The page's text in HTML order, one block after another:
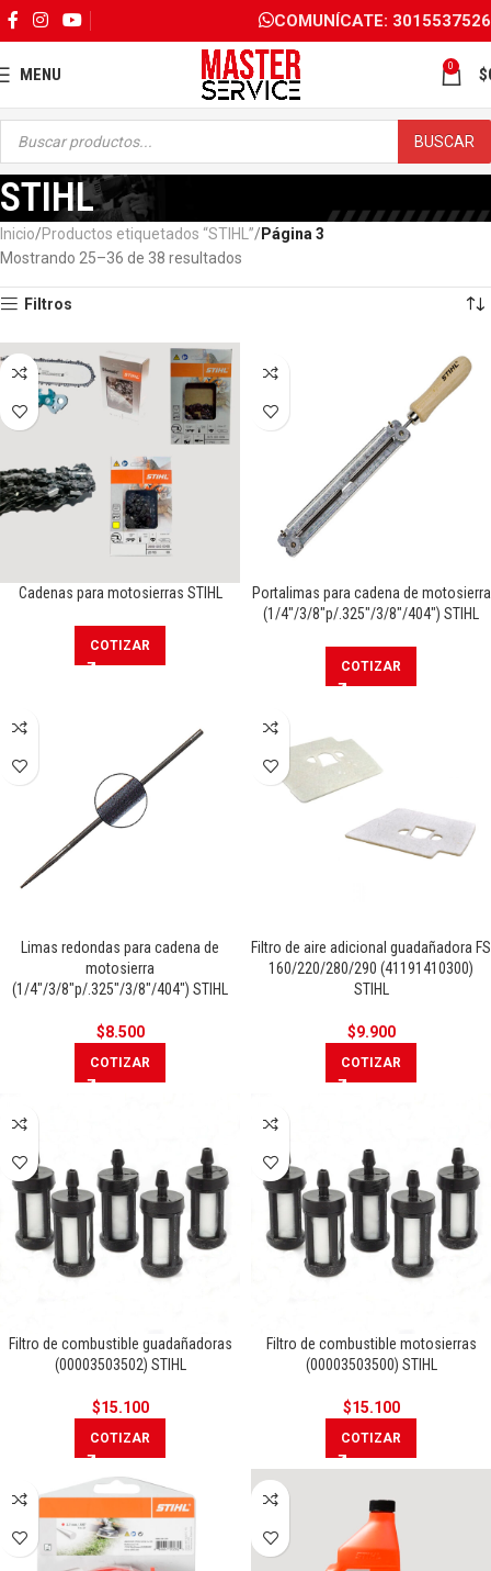
COMUNÍCATE: 3015537526
MENU 0 $
BUSCAR
STIHL
Inicio Productos etiquetados “STIHL”
Página 4
Mostrando 37–38 de 38 resultados
Filtros
Cadenas para motosierras STIHL
COTIZAR
Portalimas para cadena de motosierra
(1/4″/3/8″p/.325″/3/8″/404″) STIHL
COTIZAR
Limas redondas para cadena de
motosierra
(1/4″/3/8″p/.325″/3/8″/404″) STIHL
$8.500
COTIZAR
Filtro de aire adicional guadañadora FS
160/220/280/290 (41191410300)
STIHL
$9.900
COTIZAR
Filtro de combustible guadañadoras
(00003503502) STIHL
$15.100
COTIZAR
Filtro de combustible motosierras
(00003503500) STIHL
$15.100
COTIZAR